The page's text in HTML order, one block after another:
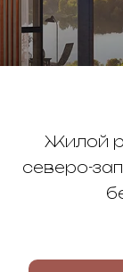
Жилой
северо-